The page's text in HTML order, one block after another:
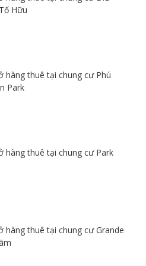
Hữu
hàng thuê tại chung cư Phú
Park
hàng thuê tại chung cư Park
hàng thuê tại chung cư Grande